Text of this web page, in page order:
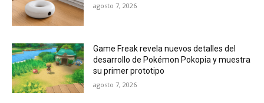
agosto 7, 2026
Game Freak revela nuevos detalles del
desarrollo de Pokémon Pokopia y muestra
su primer prototipo
agosto 7, 2026